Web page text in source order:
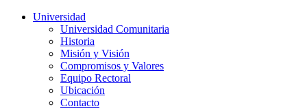
Universidad
Universidad Comunitaria
Historia
Misión y Visión
Compromisos y Valores
Equipo Rectoral
Ubicación
Contacto